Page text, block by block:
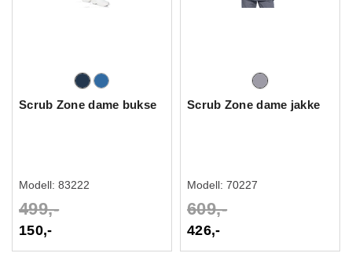
Scrub Zone dame bukse
Modell: 83222
499,-
150,-
Scrub Zone dame jakke
Modell: 70227
609,-
426,-